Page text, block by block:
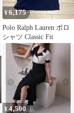
¥6,175
Polo Ralph Lauren ポロ
シャツ Classic Fit
¥4,500